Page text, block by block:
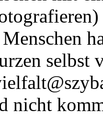
selbst
nicht